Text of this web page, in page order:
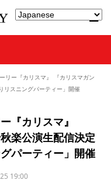
リー『カリスマ』 『カリスマガン
リスニングパーティー」開催
『カリスマ』
楽公演生配信決定
パーティー」開催
19:00